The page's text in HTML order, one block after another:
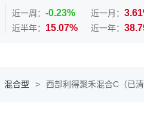
近一周： -0.23%
近半年： 15.07%
近一月：
近一年：
混合型 > 西部利得聚禾混合C（已